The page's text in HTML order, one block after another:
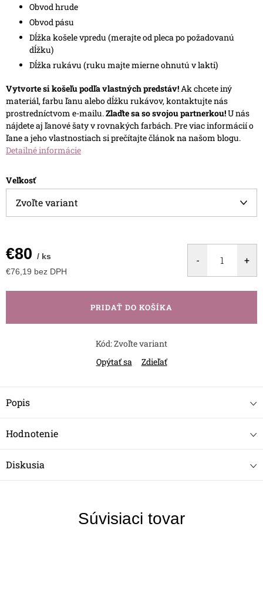
Obvod hrude
Obvod pásu
Dĺžka košele vpredu (merajte od pleca po požadovanú
dĺžku)
Dĺžka rukávu (ruku majte mierne ohnutú v lakti)
Vytvorte si košeľu podľa vlastných predstáv! Ak chcete iný
materiál, farbu ľanu alebo dĺžku rukávov, kontaktujte nás
prostredníctvom e-mailu.Zlaďte sa so svojou partnerkou!U nás
nájdete aj ľanové šaty v rovnakých farbách.Pre viac informácií o
ľane a jeho vlastnostiach si prečítajte článok na našom blogu.
Detailné informácie
Veľkosť
€80 / ks
€76,19 bez DPH
cena:
PRIDAŤ DO KOŠÍKA
Kód:Zvoľte variant
Opýtať sa
Zdieľať
Popis
Hodnotenie
Diskusia
Súvisiaci tovar